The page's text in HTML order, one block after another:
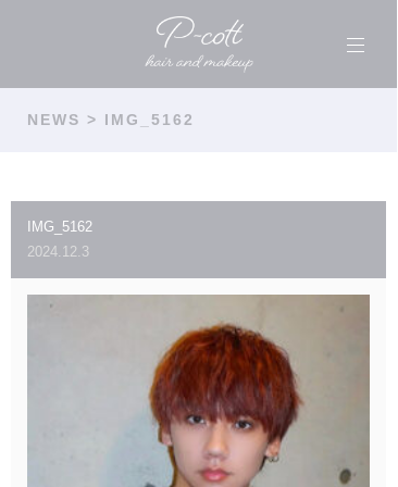
NEWS > IMG_5162
IMG_5162
2024.12.3